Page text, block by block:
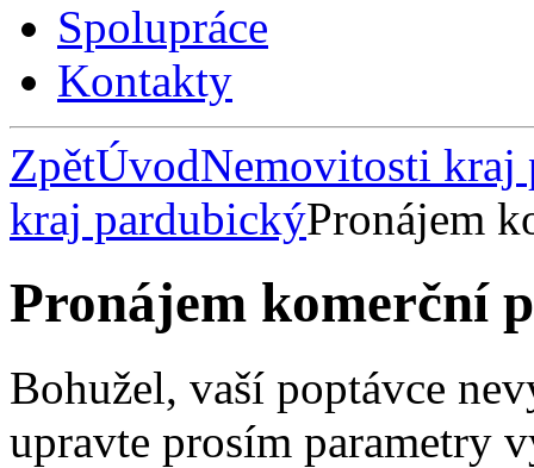
Spolupráce
Kontakty
ZpětÚvodNemovitosti kraj
kraj pardubickýPronájem
Pronájem komerční
Bohužel, vaší poptávce
upravte prosím parametry